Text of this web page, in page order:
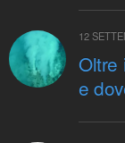
12
Oltre
e